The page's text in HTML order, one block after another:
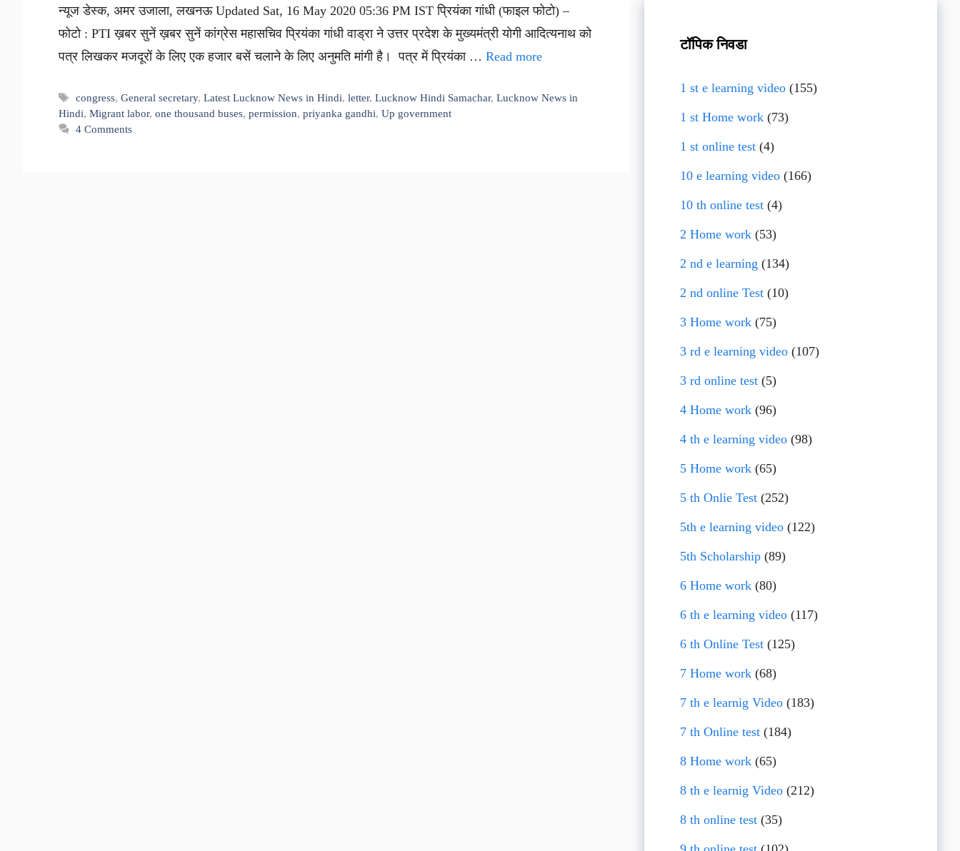
न्यूज डेस्क, अमर उजाला, लखनऊ Updated Sat, 16 May 2020 05:36 PM IST प्रियंका गांधी (फाइल फोटो) –
फोटो : PTI ख़बर सुनें ख़बर सुनें कांग्रेस महासचिव प्रियंका गांधी वाड्रा ने उत्तर प्रदेश के मुख्यमंत्री योगी आदित्यनाथ को
पत्र लिखकर मजदूरों के लिए एक हजार बसें चलाने के लिए अनुमति मांगी है। पत्र में प्रियंका … Read more
Tags
congress,General secretary,Latest Lucknow News in Hindi,letter,Lucknow Hindi Samachar,Lucknow News in
Hindi, Migrant labor, one thousand buses, permission, priyanka gandhi, Up government
4 Comments
टॉपिक निवडा
1 st e learning video(155)
1 st Home work(73)
1 st online test(4)
10 e learning video(166)
10 th online test(4)
2 Home work(53)
2 nd e learning (134)
2 nd online Test(10)
3 Home work(75)
3 rd e learning video(107)
3 rd online test(5)
4 Home work(96)
4 th e learning video(98)
5 Home work(65)
5 th Onlie Test(252)
5th e learning video(122)
5th Scholarship(89)
6 Home work(80)
6 th e learning video(117)
6 th Online Test(125)
7 Home work(68)
7 th e learnig Video(183)
7 th Online test(184)
8 Home work(65)
8 th e learnig Video(212)
8 th online test(35)